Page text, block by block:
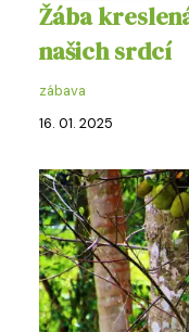
Žába
našich srdcí
zábava
16. 01. 2025